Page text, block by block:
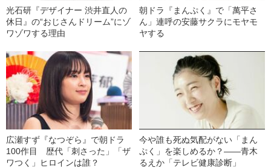
光石研『デザイナー 渋井直人の
休日』の“おじさんドリーム”にゾ
ワゾワする理由
朝ドラ『まんぷく』で「萬平さ
ん」連呼の安藤サクラにモヤモ
ヤする
広瀬すず『なつぞら』で朝ドラ
100作目 歴代「刺さった」「ザ
ワつく」ヒロインは誰？
今や誰も死ぬ気配がない「まん
ぷく」を楽しめるか？――青木
るえか「テレビ健康診断」